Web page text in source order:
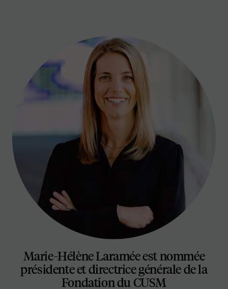
Marie-Hélène Laramée est nommée
présidente et directrice générale de la
Fondation du CUSM